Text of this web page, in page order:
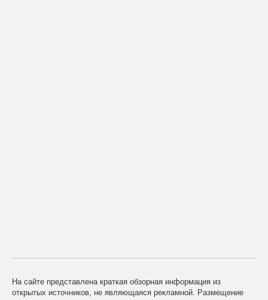
На сайте представлена краткая обзорная информация из
открытых источников, не являющаяся рекламной. Размещение